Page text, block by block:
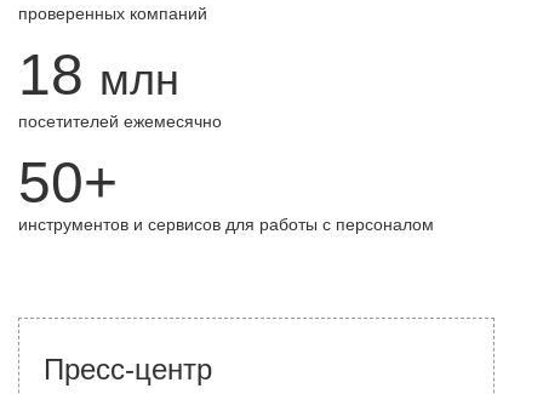
проверенных компаний
18 млн
посетителей ежемесячно
50+
инструментов и сервисов для работы с персоналом
Пресс-центр